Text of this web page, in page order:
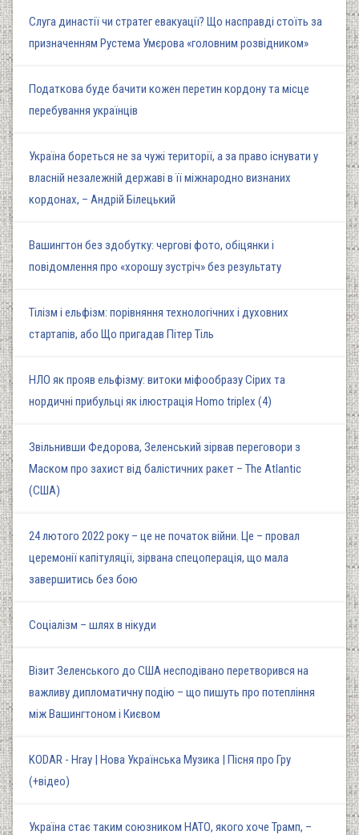
Слуга династії чи стратег евакуації? Що насправді стоїть за
призначенням Рустема Умєрова «головним розвідником»
Податкова буде бачити кожен перетин кордону та місце
перебування українців
Україна бореться не за чужі території, а за право існувати у
власній незалежній державі в її міжнародно визнаних
кордонах, – Андрій Білецький
Вашингтон без здобутку: чергові фото, обіцянки і
повідомлення про «хорошу зустріч» без результату
Тілізм і ельфізм: порівняння технологічних і духовних
стартапів, або Що пригадав Пітер Тіль
НЛО як прояв ельфізму: витоки міфообразу Сірих та
нордичні прибульці як ілюстрація Homo triplex (4)
Звільнивши Федорова, Зеленський зірвав переговори з
Маском про захист від балістичних ракет – The Atlantic
(США)
24 лютого 2022 року – це не початок війни. Це – провал
церемонії капітуляції, зірвана спецоперація, що мала
завершитись без бою
Соціалізм – шлях в нікуди
Візит Зеленського до США несподівано перетворився на
важливу дипломатичну подію – що пишуть про потепління
між Вашингтоном і Києвом
KODAR - Hray | Нова Українська Музика | Пісня про Гру
(+відео)
Україна стає таким союзником НАТО, якого хоче Трамп, –